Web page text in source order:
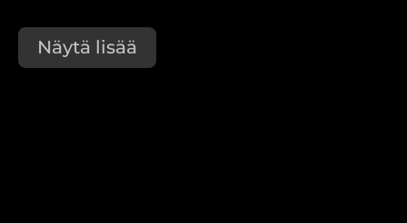
Näytä lisää